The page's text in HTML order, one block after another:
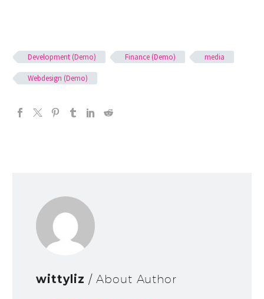
Development (Demo) Finance (Demo) media
Webdesign (Demo)
wittyliz / About Author